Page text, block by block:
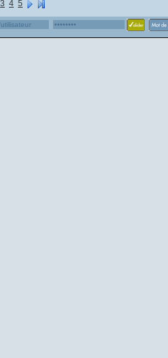
3 4 5